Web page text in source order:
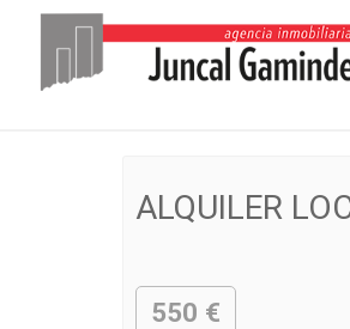
ALQUILER
550 €